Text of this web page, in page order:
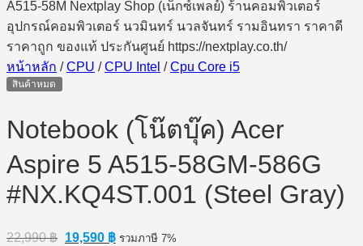
หน้าหลัก / CPU / CPU Intel / Cpu Core i5
สินค้าหมด
Notebook (โน๊ตบุ๊ค) Acer
Aspire 5 A515-58GM-586G
#NX.KQ4ST.001 (Steel Gray)
22,990฿ Original
19,590 ฿Current
รวมภาษี 7%